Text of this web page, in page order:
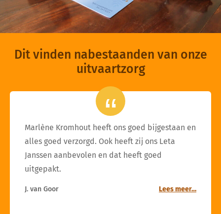
Dit vinden nabestaanden van onze
uitvaartzorg
Marlène Kromhout heeft ons goed bijgestaan en
alles goed verzorgd. Ook heeft zij ons Leta
Janssen aanbevolen en dat heeft goed
uitgepakt.
J. van Goor Lees meer…